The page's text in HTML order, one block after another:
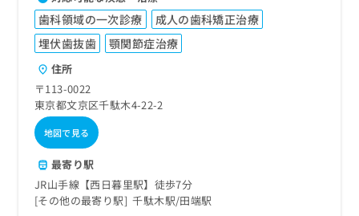
歯科領域の一次診療
成人の歯科矯正治療
埋伏歯抜歯
顎関節症治療
住所
〒113-0022
東京都文京区千駄木4-22-2
地図で見る
最寄り駅
JR山手線【西日暮里駅】徒歩7分
その他の最寄り駅
千駄木駅 田端駅